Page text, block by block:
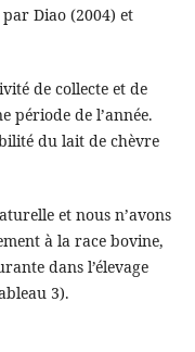
Diao (2004) et
de collecte et de
période de l’année.
du lait de chèvre
et nous n’avons
à la race bovine,
dans l’élevage
3).